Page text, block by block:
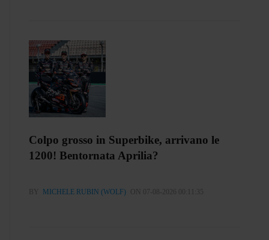
Colpo grosso in Superbike, arrivano le
1200! Bentornata Aprilia?
BY MICHELE RUBIN (WOLF) ON 07-08-2026 00:11:35